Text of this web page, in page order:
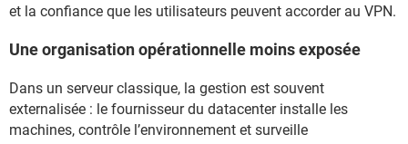
et la confiance que les utilisateurs peuvent accorder au VPN.
Une organisation opérationnelle moins exposée
Dans un serveur classique, la gestion est souvent
externalisée : le fournisseur du datacenter installe les
machines, contrôle l’environnement et surveille